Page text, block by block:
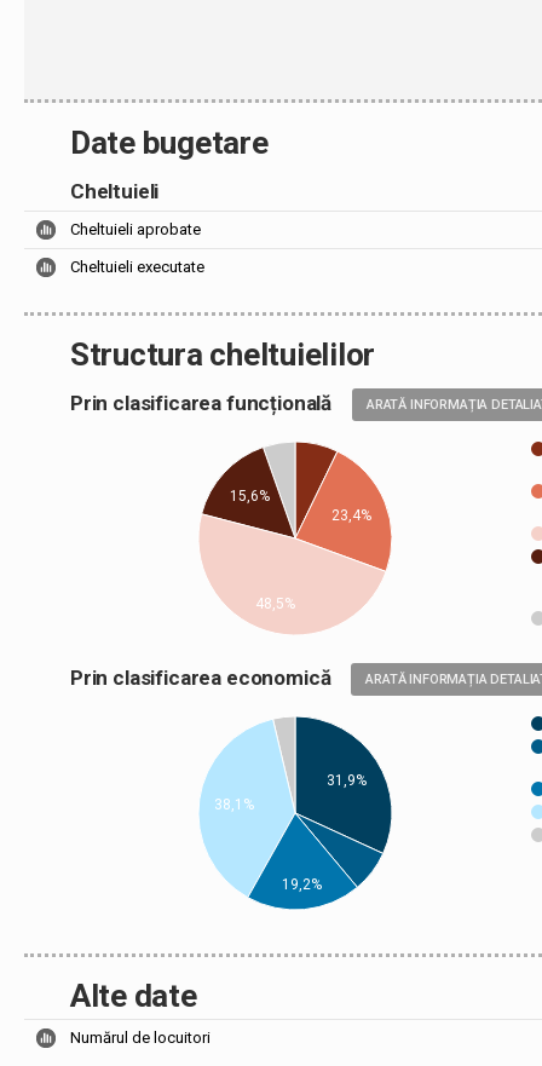
Date bugetare
Cheltuieli
Cheltuieli aprobate
Cheltuieli executate
Structura cheltuielilor
Prin clasificarea funcțională ARATĂ INFORMAȚIA
23,4%
15,6%
48,5%
Prin clasificarea economică ARATĂ INFORMAȚIA
31,9%
38,1%
19,2%
Alte date
Numărul de locuitori